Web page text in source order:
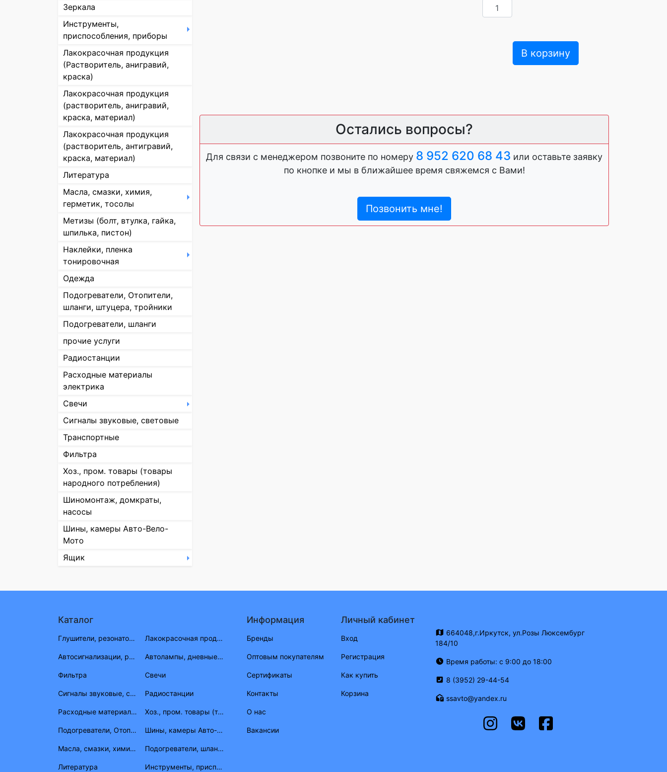
Зеркала
Инструменты,
приспособления, приборы
Лакокрасочная продукция
(Растворитель, анигравий,
краска)
Лакокрасочная продукция
(растворитель, анигравий,
краска, материал)
Лакокрасочная продукция
(растворитель, антигравий,
краска, материал)
Литература
Масла, смазки, химия,
герметик, тосолы
Метизы (болт, втулка, гайка,
шпилька, пистон)
Наклейки, пленка
тонировочная
Одежда
Подогреватели, Отопители,
шланги, штуцера, тройники
Подогреватели, шланги
прочие услуги
Радиостанции
Расходные материалы
электрика
Свечи
Сигналы звуковые, световые
Транспортные
Фильтра
Хоз., пром. товары (товары
народного потребления)
Шиномонтаж, домкраты,
насосы
Шины, камеры Авто-Вело-
Мото
Ящик
В корзину
Остались вопросы?
Для связи с менеджером позвоните по номеру 8 952 620 68 43 или оставьте заявку
по кнопке и мы в ближайшее время свяжемся с Вами!
Позвонить мне!
Каталог
Глушители, резонаторы, приемные трубы ВАЗ, ГАЗ, УАЗ Лакокрасочная продукция (растворитель, антигравий, краска, материал)
Автосигнализации, радиостанции Автолампы, дневные огни, фары противотуманные, габаритные огни
Фильтра Свечи
Сигналы звуковые, световые Радиостанции
Расходные материалы электрика Хоз., пром. товары (товары народного потребления)
Подогреватели, Отопители, шланги, штуцера, тройники Шины, камеры Авто-Вело-Мото
Масла, смазки, химия, герметик, тосолы Подогреватели, шланги
Литература Инструменты, приспособления, приборы
Информация
Бренды
Оптовым покупателям
Сертификаты
Контакты
О нас
Вакансии
Личный кабинет
Вход
Регистрация
Как купить
Корзина
664048,г.Иркутск, ул.Розы Люксембург
184/10
Время работы: с 9:00 до 18:00
8 (3952) 29-44-54
ssavto@yandex.ru